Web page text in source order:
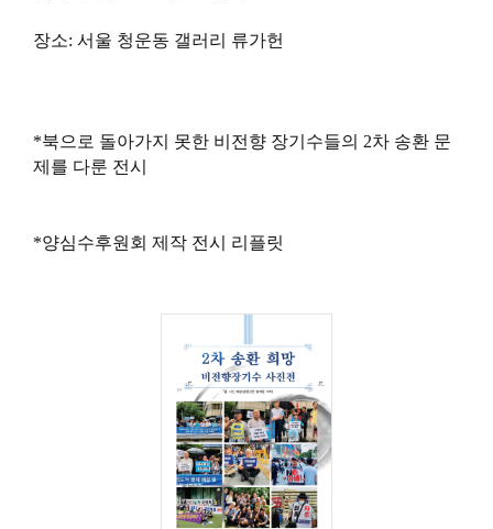
장소: 서울 청운동 갤러리 류가헌
*북으로 돌아가지 못한 비전향 장기수들의 2차 송환 문
제를 다룬 전시
*양심수후원회 제작 전시 리플릿